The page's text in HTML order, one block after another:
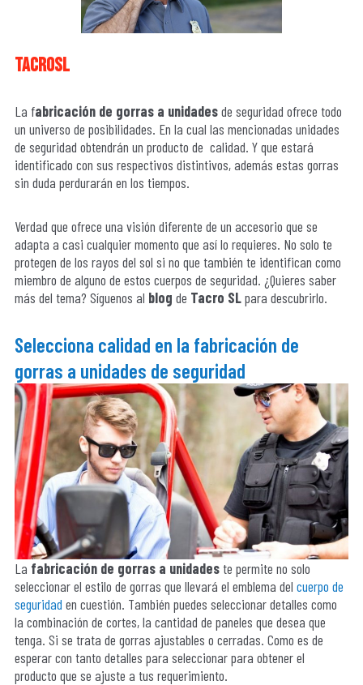
tacrosl
La fabricación de gorras a unidadesde seguridad ofrece todo
un universo de posibilidades. En la cual las mencionadas unidades
de seguridad obtendrán un producto de calidad. Y que estará
identificado con sus respectivos distintivos, además estas gorras
sin duda perdurarán en los tiempos.
Verdad que ofrece una visión diferente de un accesorio que se
adapta a casi cualquier momento que así lo requieres. No solo te
protegen de los rayos del sol si no que también te identifican como
miembro de alguno de estos cuerpos de seguridad. ¿Quieres saber
más del tema? Síguenos al blog de Tacro SLpara descubrirlo.
Selecciona calidad en la fabricación de
gorras a unidades de seguridad
La fabricación de gorras a unidadeste permite no solo
seleccionar el estilo de gorras que llevará el emblema del cuerpo de
seguridad en cuestión. También puedes seleccionar detalles como
la combinación de cortes, la cantidad de paneles que desea que
tenga. Si se trata de gorras ajustables o cerradas. Como es de
esperar con tanto detalles para seleccionar para obtener el
producto que se ajuste a tus requerimiento.